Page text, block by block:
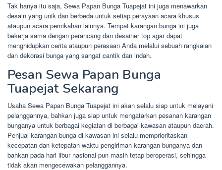
Tak hanya itu saja, Sewa Papan Bunga Tuapejat ini juga menawarkan
desain yang unik dan berbeda untuk setiap perayaan acara khusus
ataupun acara pernikahan lainnya. Tempat karangan bunga ini juga
bekerja sama dengan perancang dan desainer top agar dapat
menghidupkan cerita ataupun perasaan Anda melalui sebuah rangkaian
dan dekorasi bunga yang sangat cantik dan indah.
Pesan Sewa Papan Bunga
Tuapejat Sekarang
Usaha Sewa Papan Bunga Tuapejat ini akan selalu siap untuk melayani
pelanggannya, bahkan juga siap untuk mengatarkan pesanan karangan
bunganya untuk berbagai kegiatan di berbagai kawasan ataupun daerah.
Penjual karangan bunga di kawasan ini selalu memprioritaskan
kecepatan dan ketepatan waktu pengiriman karangan bunganya dan
bahkan pada hari libur nasional pun masih tetap beroperasi, sehingga
tidak akan mengecewakan pelanggannya.